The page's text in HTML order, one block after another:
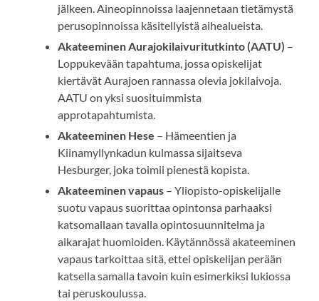
jälkeen. Aineopinnoissa laajennetaan tietämystä
perusopinnoissa käsitellyistä aihealueista.
Akateeminen Aurajokilaivuritutkinto (AATU) –
Loppukevään tapahtuma, jossa opiskelijat
kiertävät Aurajoen rannassa olevia jokilaivoja.
AATU on yksi suosituimmista
approtapahtumista.
Akateeminen Hese – Hämeentien ja
Kiinamyllynkadun kulmassa sijaitseva
Hesburger, joka toimii pienestä kopista.
Akateeminen vapaus – Yliopisto-opiskelijalle
suotu vapaus suorittaa opintonsa parhaaksi
katsomallaan tavalla opintosuunnitelma ja
aikarajat huomioiden. Käytännössä akateeminen
vapaus tarkoittaa sitä, ettei opiskelijan perään
katsella samalla tavoin kuin esimerkiksi lukiossa
tai peruskoulussa.